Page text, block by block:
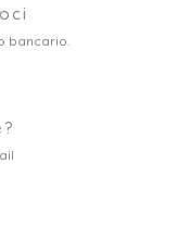
bancario.